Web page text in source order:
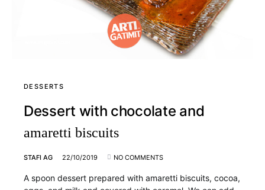
DESSERTS
Dessert with chocolate and
amaretti biscuits
STAFI AG 22/10/2019 NO COMMENTS
A spoon dessert prepared with amaretti biscuits, cocoa,